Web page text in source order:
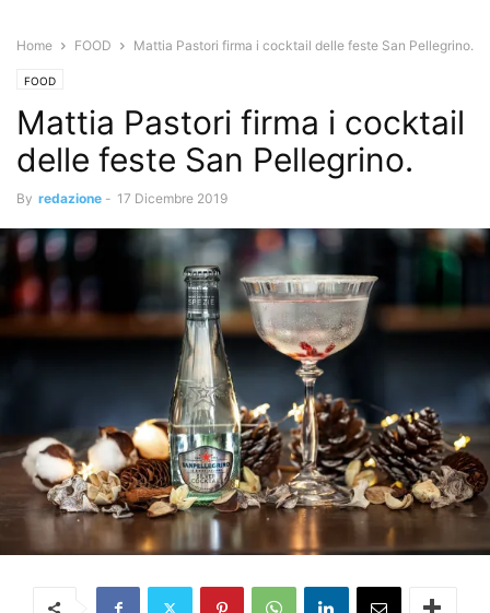
Home FOOD Mattia Pastori firma i cocktail delle feste San Pellegrino.
FOOD
Mattia Pastori firma i cocktail
delle feste San Pellegrino.
By redazione - 17 Dicembre 2019